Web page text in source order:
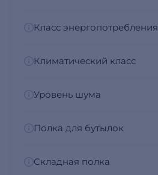
Класс энергопотребления
Климатический класс
Уровень шума
Полка для бутылок
Складная полка